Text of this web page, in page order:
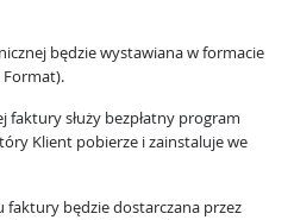
będzie wystawiana w formacie
Format).
służy bezpłatny program
Klient pobierze i zainstaluje we
faktury będzie dostarczana przez